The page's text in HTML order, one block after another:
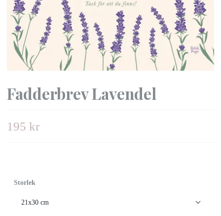
Fadderbrev Lavendel
195 kr
Storlek